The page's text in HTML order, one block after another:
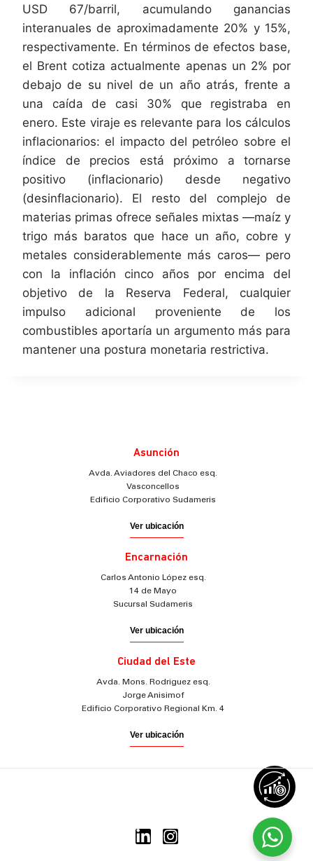
USD 67/barril, acumulando ganancias
interanuales de aproximadamente 20% y 15%,
respectivamente. En términos de efectos base,
el Brent cotiza actualmente apenas un 2% por
debajo de su nivel de un año atrás, frente a
una caída de casi 30% que registraba en
enero. Este viraje es relevante para los cálculos
inflacionarios: el impacto del petróleo sobre el
índice de precios está próximo a tornarse
positivo (inflacionario) desde negativo
(desinflacionario). El resto del complejo de
materias primas ofrece señales mixtas —maíz y
trigo más baratos que hace un año, cobre y
metales considerablemente más caros— pero
con la inflación cinco años por encima del
objetivo de la Reserva Federal, cualquier
impulso adicional proveniente de los
combustibles aportaría un argumento más para
mantener una postura monetaria restrictiva.
Asunción
Avda. Aviadores del Chaco esq.
Vasconcellos
Edificio Corporativo Sudameris
Ver ubicación
Encarnación
Carlos Antonio López esq.
14 de Mayo
Sucursal Sudameris
Ver ubicación
Ciudad del Este
Avda. Mons. Rodriguez esq.
Jorge Anisimof
Edificio Corporativo Regional Km. 4
Ver ubicación